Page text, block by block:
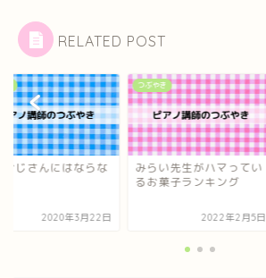
RELATED POST
い先生がハマってい
2022年2月5日
つぶやき
マスク職人・・・？
2020年4月12日